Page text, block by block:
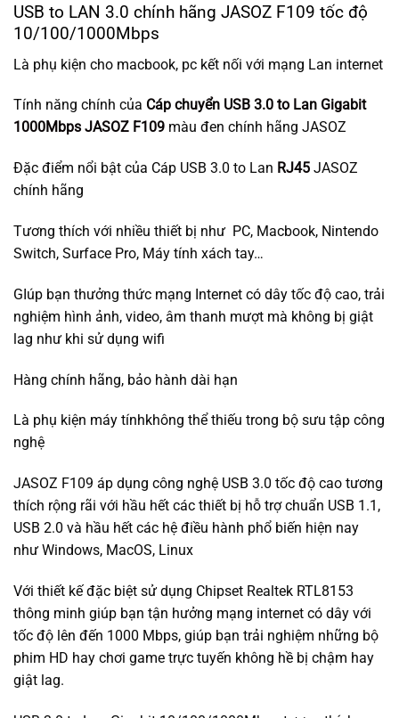
USB to LAN 3.0 chính hãng JASOZ F109 tốc độ
10/100/1000Mbps
Là phụ kiện cho macbook, pc kết nối với mạng Lan internet
Tính năng chính của Cáp chuyển USB 3.0 to Lan Gigabit
1000Mbps JASOZ F109 màu đen chính hãng JASOZ
Đặc điểm nổi bật của Cáp USB 3.0 to Lan RJ45 JASOZ
chính hãng
Tương thích với nhiều thiết bị như PC, Macbook, Nintendo
Switch, Surface Pro, Máy tính xách tay…
GIúp bạn thưởng thức mạng Internet có dây tốc độ cao, trải
nghiệm hình ảnh, video, âm thanh mượt mà không bị giật
lag như khi sử dụng wifi
Hàng chính hãng, bảo hành dài hạn
Là phụ kiện máy tínhkhông thể thiếu trong bộ sưu tập công
nghệ
JASOZ F109 áp dụng công nghệ USB 3.0 tốc độ cao tương
thích rộng rãi với hầu hết các thiết bị hỗ trợ chuẩn USB 1.1,
USB 2.0 và hầu hết các hệ điều hành phổ biến hiện nay
như Windows, MacOS, Linux
Với thiết kế đặc biệt sử dụng Chipset Realtek RTL8153
thông minh giúp bạn tận hưởng mạng internet có dây với
tốc độ lên đến 1000 Mbps, giúp bạn trải nghiệm những bộ
phim HD hay chơi game trực tuyến không hề bị chậm hay
giật lag.